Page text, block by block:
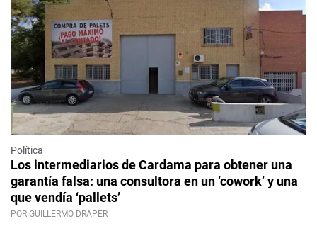
Política
Los intermediarios de Cardama para obtener una
garantía falsa: una consultora en un ‘cowork’ y una
que vendía ‘pallets’
POR GUILLERMO DRAPER